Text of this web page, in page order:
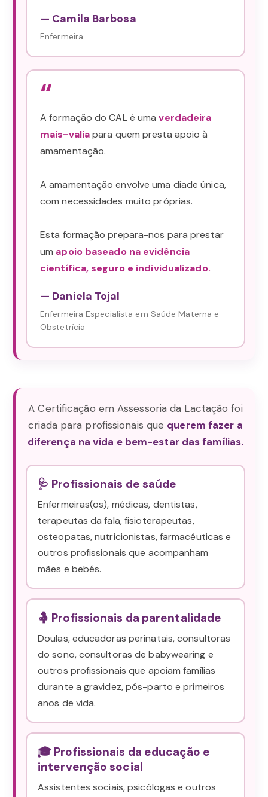
— Camila Barbosa
Enfermeira
“
A formação do CAL é umaverdadeira
mais-valiapara quem presta apoio à
amamentação.
A amamentação envolve uma díade única,
com necessidades muito próprias.
Esta formação prepara-nos para prestar
um apoio baseado na evidência
científica, seguro e individualizado.
— Daniela Tojal
Enfermeira Especialista em Saúde Materna e
Obstetrícia
A Certificação em Assessoria da Lactação foi
criada para profissionais que querem fazer a
diferença na vida e bem-estar das famílias.
🩺 Profissionais de saúde
Enfermeiras(os), médicas, dentistas,
terapeutas da fala, fisioterapeutas,
osteopatas, nutricionistas, farmacêuticas e
outros profissionais que acompanham
mães e bebés.
🤱 Profissionais da parentalidade
Doulas, educadoras perinatais, consultoras
do sono, consultoras de babywearing e
outros profissionais que apoiam famílias
durante a gravidez, pós-parto e primeiros
anos de vida.
🎓 Profissionais da educação e
intervenção social
Assistentes sociais, psicólogas e outros